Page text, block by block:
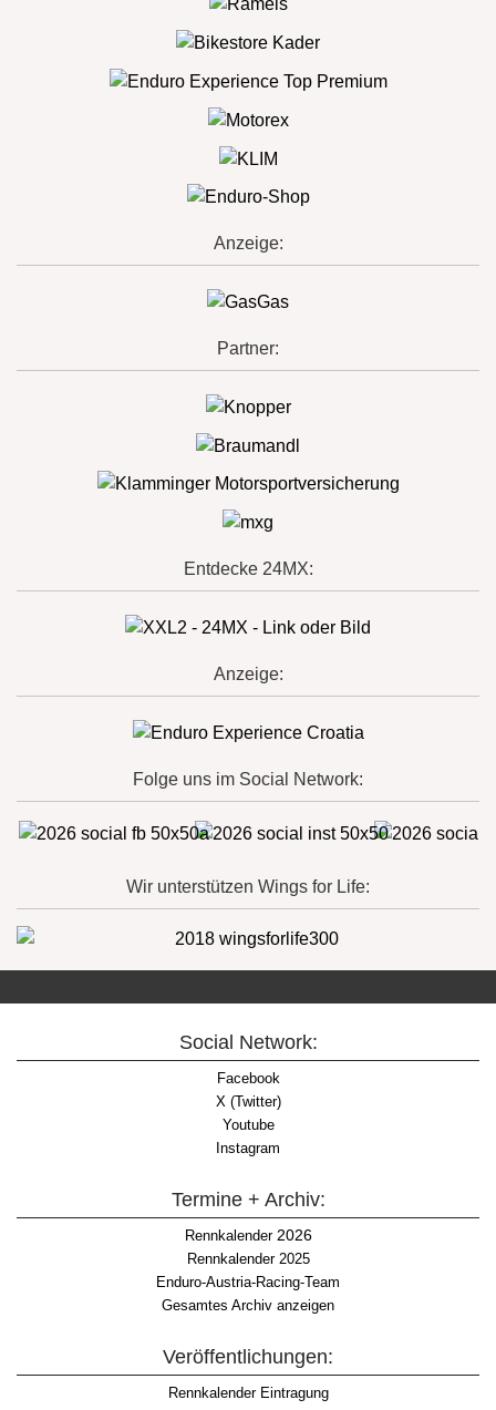
Anzeige:
Partner:
Entdecke 24MX:
Anzeige:
Folge uns im Social Network:
Wir unterstützen Wings for Life:
Social Network:
Facebook
X (Twitter)
Youtube
Instagram
Termine + Archiv:
Rennkalender2026
Rennkalender 2025
Enduro-Austria-Racing-Team
Gesamtes Archiv anzeigen
Veröffentlichungen:
Rennkalender Eintragung